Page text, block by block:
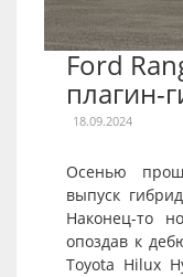
Ford
плагин-
18.09.2024
Осенью
выпуск
Наконец-то
опоздав к
Toyota Hilux